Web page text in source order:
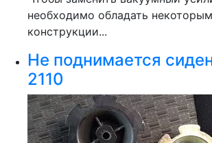
необходимо обладать
конструкции...
Не поднимается
2110